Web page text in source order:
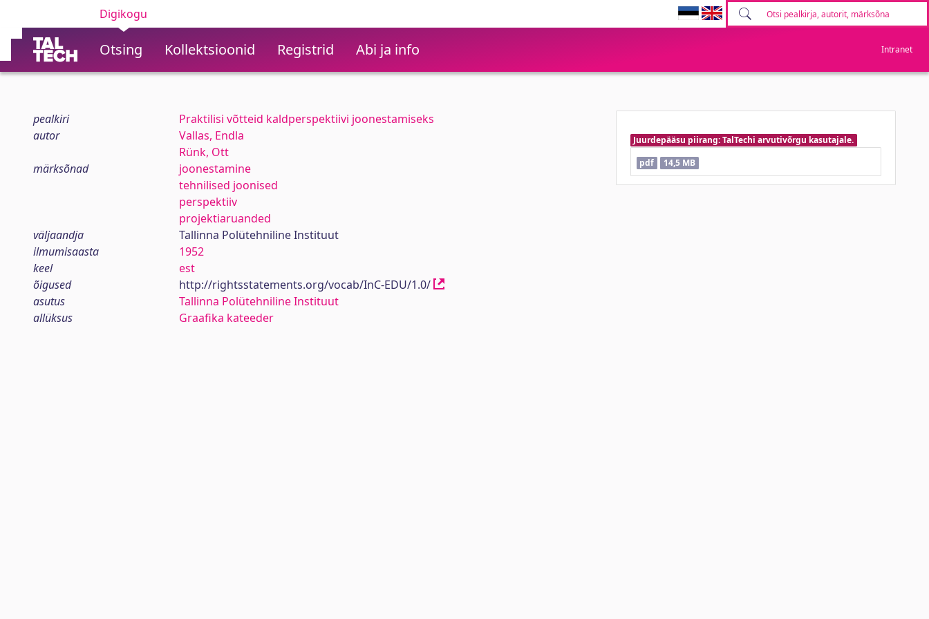
Digikogu
Otsing Kollektsioonid Registrid Abi ja info Intranet
pealkiri
Praktilisi võtteid kaldperspektiivi joonestamiseks
autor
Vallas, Endla
Rünk, Ott
märksõnad
joonestamine
tehnilised joonised
perspektiiv
projektiaruanded
väljaandja
Tallinna Polütehniline Instituut
ilmumisaasta
1952
keel
est
õigused
http://rightsstatements.org/vocab/InC-EDU/1.0/
asutus
Tallinna Polütehniline Instituut
allüksus
Graafika kateeder
Juurdepääsu piirang: TalTechi arvutivõrgu kasutajale.
pdf
14,5 MB